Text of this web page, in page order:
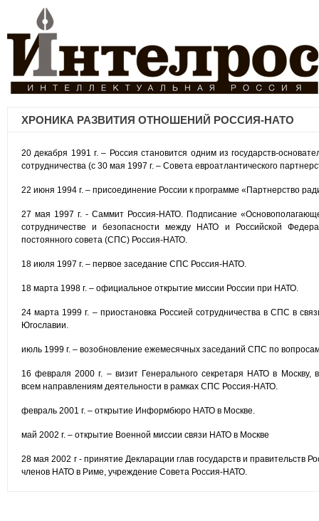
ХРОНИКА РАЗВИТИЯ ОТНОШЕНИЙ РОССИЯ-НАТО
20 декабря 1991 г. – Россия становится одним из государств-
сотрудничества (с 30 мая 1997 г. – Совета евроатлантического
22 июня 1994 г. – присоединение России к программе «Партнерство
27 мая 1997 г. - Саммит Россия-НАТО. Подписание
сотрудничестве и безопасности между НАТО и Российской
постоянного совета (СПС) Россия-НАТО.
18 июля 1997 г. – первое заседание СПС Россия-НАТО.
18 марта 1998 г. – официальное открытие миссии России при НАТО.
24 марта 1999 г. – приостановка Россией сотрудничества в СПС в
Югославии.
июль 1999 г. – возобновление ежемесячных заседаний СПС по
16 февраля 2000 г. – визит Генерального секретаря НАТО в Москву,
всем направлениям деятельности в рамках СПС Россия-НАТО.
февраль 2001 г. – открытие Информбюро НАТО в Москве.
май 2002 г. – открытие Военной миссии связи НАТО в Москве
28 мая 2002 г - принятие Декларации глав государств и правительств
членов НАТО в Риме, учреждение Совета Россия-НАТО.